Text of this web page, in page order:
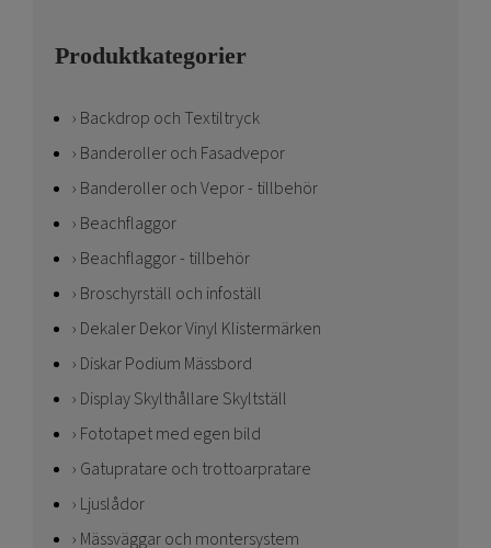
Produktkategorier
Backdrop och Textiltryck
Banderoller och Fasadvepor
Banderoller och Vepor - tillbehör
Beachflaggor
Beachflaggor - tillbehör
Broschyrställ och infoställ
Dekaler Dekor Vinyl Klistermärken
Diskar Podium Mässbord
Display Skylthållare Skyltställ
Fototapet med egen bild
Gatupratare och trottoarpratare
Ljuslådor
Mässväggar och montersystem